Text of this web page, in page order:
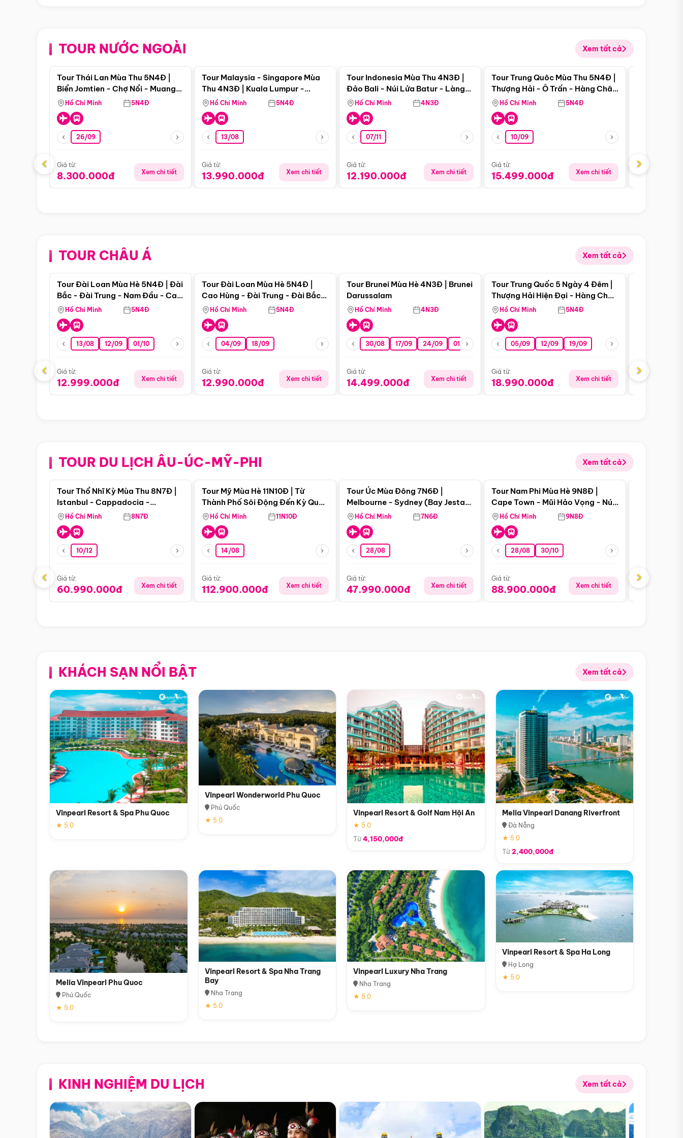
TOUR NƯỚC NGOÀI Xem tất cả
Điểm nổi bật
Tour Thái Lan Mùa Thu 5N4Đ |
Biển Jomtien - Chợ Nổi - Muang
Boran - Suanthai (Bay Vietnam
Airlines)
Hồ Chí Minh 5N4Đ
26/09
Giá từ:
8.300.000đ Xem chi tiết
Tour Malaysia - Singapore Mùa
Thu 4N3Đ | Kuala Lumpur -
Malacca - Johor Baru -
Singapore
Hồ Chí Minh 5N4Đ
13/08
Giá từ:
13.990.000đ Xem chi tiết
Tour Indonesia Mùa Thu 4N3Đ |
Đảo Bali - Núi Lửa Batur - Làng
Penglipuran
Hồ Chí Minh 4N3Đ
07/11
Giá từ:
12.190.000đ Xem chi tiết
Điểm nổi bật
Tour Trung Quôc Mùa Thu 5N4Đ |
Thượng Hải - Ô Trấn - Hàng Châu
(Tour Không Shopping)
Hồ Chí Minh 5N4Đ
10/09
Giá từ:
15.499.000đ Xem chi tiết
Giá từ:
‹ ›
TOUR CHÂU Á Xem tất cả
Điểm nổi bật
Tour Đài Loan Mùa Hè 5N4Đ | Đài
Bắc - Đài Trung - Nam Đầu - Cao
Hùng ( Bay Vn)
Hồ Chí Minh 5N4Đ
13/08 12/09 01/10
Giá từ:
12.999.000đ Xem chi tiết
Tour Đài Loan Mùa Hè 5N4Đ |
Cao Hùng - Đài Trung - Đài Bắc
(Bay Vj)
Hồ Chí Minh 5N4Đ
04/09 18/09
Giá từ:
12.990.000đ Xem chi tiết
Tour Brunei Mùa Hè 4N3Đ | Brunei
Darussalam
Hồ Chí Minh 4N3Đ
30/08 17/09 24/09 01/10 15/10 29/10
Giá từ:
14.499.000đ Xem chi tiết
Điểm nổi bật
Tour Trung Quốc 5 Ngày 4 Đêm |
Thượng Hải Hiện Đại - Hàng Châu
Nên Thơ - Ô Trấn Cổ Kính
Hồ Chí Minh 5N4Đ
05/09 12/09 19/09
Giá từ:
18.990.000đ Xem chi tiết
Giá từ:
‹ ›
TOUR DU LỊCH ÂU-ÚC-MỸ-PHI Xem tất cả
Điểm nổi bật
Tour Thổ Nhĩ Kỳ Mùa Thu 8N7Đ |
Istanbul - Cappadocia -
Pamukkale
Hồ Chí Minh 8N7Đ
10/12
Giá từ:
60.990.000đ Xem chi tiết
Tour Mỹ Mùa Hè 11N10Đ | Từ
Thành Phố Sôi Động Đến Kỳ Quan
Thiên Nhiên Mỹ
Hồ Chí Minh 11N10Đ
14/08
Giá từ:
112.900.000đ Xem chi tiết
Tour Úc Mùa Đông 7N6Đ |
Melbourne - Sydney (Bay Jestar
Airways)
Hồ Chí Minh 7N6Đ
28/08
Giá từ:
47.990.000đ Xem chi tiết
Điểm nổi bật
Tour Nam Phi Mùa Hè 9N8Đ |
Cape Town - Mũi Hảo Vọng - Núi
Bàn - Johannesburg - Pretoria -
Safari - Lodge
Hồ Chí Minh 9N8Đ
28/08 30/10
Giá từ:
88.900.000đ Xem chi tiết
Giá từ:
‹ ›
KHÁCH SẠN NỔI BẬT Xem tất cả
Vinpearl Resort & Spa Phu Quoc
★ 5.0
Vinpearl Wonderworld Phu Quoc
Phú Quốc
★ 5.0
Vinpearl Resort & Golf Nam Hội An
★ 5.0
Từ4,150,000đ
Melia Vinpearl Danang Riverfront
Đà Nẵng
★ 5.0
Từ2,400,000đ
Melia Vinpearl Phu Quoc
Phú Quốc
★ 5.0
Vinpearl Resort & Spa Nha Trang
Bay
Nha Trang
★ 5.0
Vinpearl Luxury Nha Trang
Nha Trang
★ 5.0
Vinpearl Resort & Spa Ha Long
Hạ Long
★ 5.0
KINH NGHIỆM DU LỊCH Xem tất cả